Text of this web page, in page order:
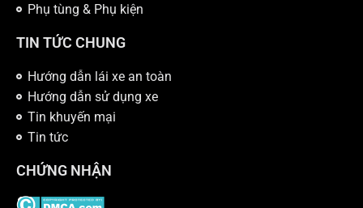
Phụ tùng & Phụ kiện
TIN TỨC CHUNG
Hướng dẫn lái xe an toàn
Hướng dẫn sử dụng xe
Tin khuyến mại
Tin tức
CHỨNG NHẬN